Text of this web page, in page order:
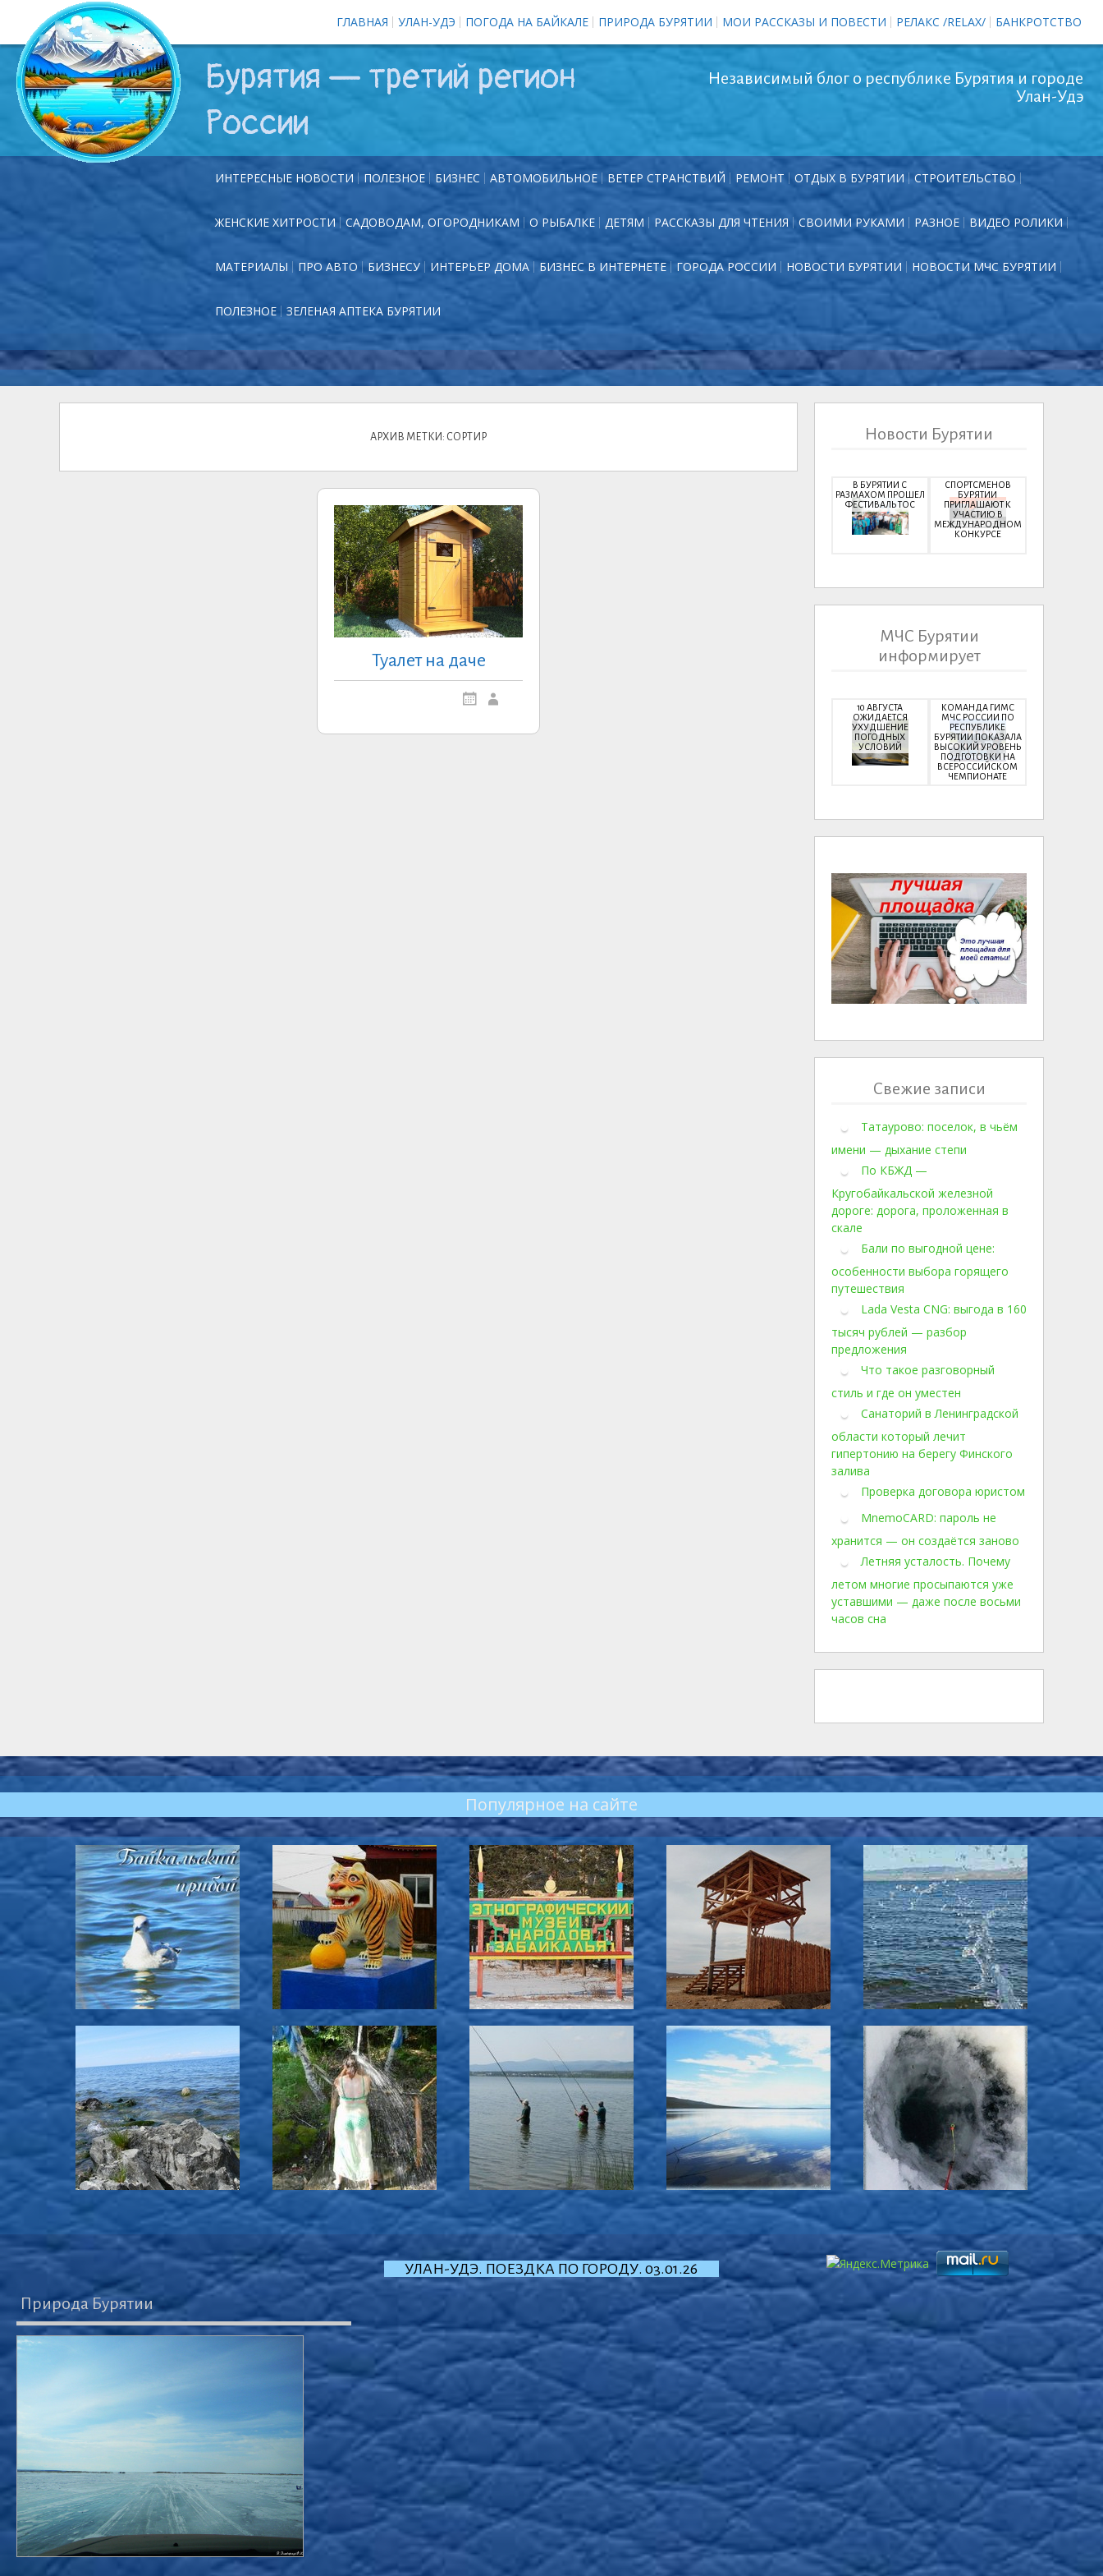
ГЛАВНАЯ УЛАН-УДЭ ПОГОДА НА БАЙКАЛЕ ПРИРОДА БУРЯТИИ МОИ РАССКАЗЫ И ПОВЕСТИ РЕЛАКС /RELAX/ БАНКРОТСТВО
Бурятия — третий регион
России
Независимый блог о республике Бурятия и городе
Улан-Удэ
ИНТЕРЕСНЫЕ НОВОСТИ ПОЛЕЗНОЕ БИЗНЕС АВТОМОБИЛЬНОЕ ВЕТЕР СТРАНСТВИЙ РЕМОНТ ОТДЫХ В БУРЯТИИ СТРОИТЕЛЬСТВО
ЖЕНСКИЕ ХИТРОСТИ САДОВОДАМ, ОГОРОДНИКАМ О РЫБАЛКЕ ДЕТЯМ РАССКАЗЫ ДЛЯ ЧТЕНИЯ СВОИМИ РУКАМИ РАЗНОЕ ВИДЕО РОЛИКИ
МАТЕРИАЛЫ ПРО АВТО БИЗНЕСУ ИНТЕРЬЕР ДОМА БИЗНЕС В ИНТЕРНЕТЕ ГОРОДА РОССИИ НОВОСТИ БУРЯТИИ НОВОСТИ МЧС БУРЯТИИ
ПОЛЕЗНОЕ ЗЕЛЕНАЯ АПТЕКА БУРЯТИИ
АРХИВ МЕТКИ: СОРТИР
Туалет на даче
Новости Бурятии
В БУРЯТИИ С
РАЗМАХОМ ПРОШЕЛ
ФЕСТИВАЛЬ ТОС
СПОРТСМЕНОВ
БУРЯТИИ
ПРИГЛАШАЮТ К
УЧАСТИЮ В
МЕЖДУНАРОДНОМ
КОНКУРСЕ
МЧС Бурятии
информирует
10 АВГУСТА
ОЖИДАЕТСЯ
УХУДШЕНИЕ
ПОГОДНЫХ
УСЛОВИЙ
КОМАНДА ГИМС
МЧС РОССИИ ПО
РЕСПУБЛИКЕ
БУРЯТИИ ПОКАЗАЛА
ВЫСОКИЙ УРОВЕНЬ
ПОДГОТОВКИ НА
ВСЕРОССИЙСКОМ
ЧЕМПИОНАТЕ
Свежие записи
Татаурово: поселок, в чьём
имени — дыхание степи
По КБЖД —
Кругобайкальской железной
дороге: дорога, проложенная в
скале
Бали по выгодной цене:
особенности выбора горящего
путешествия
Lada Vesta CNG: выгода в 160
тысяч рублей — разбор
предложения
Что такое разговорный
стиль и где он уместен
Санаторий в Ленинградской
области который лечит
гипертонию на берегу Финского
залива
Проверка договора юристом
MnemoCARD: пароль не
хранится — он создаётся заново
Летняя усталость. Почему
летом многие просыпаются уже
уставшими — даже после восьми
часов сна
Популярное на сайте
Природа Бурятии
УЛАН-УДЭ. ПОЕЗДКА ПО ГОРОДУ. 03.01.26